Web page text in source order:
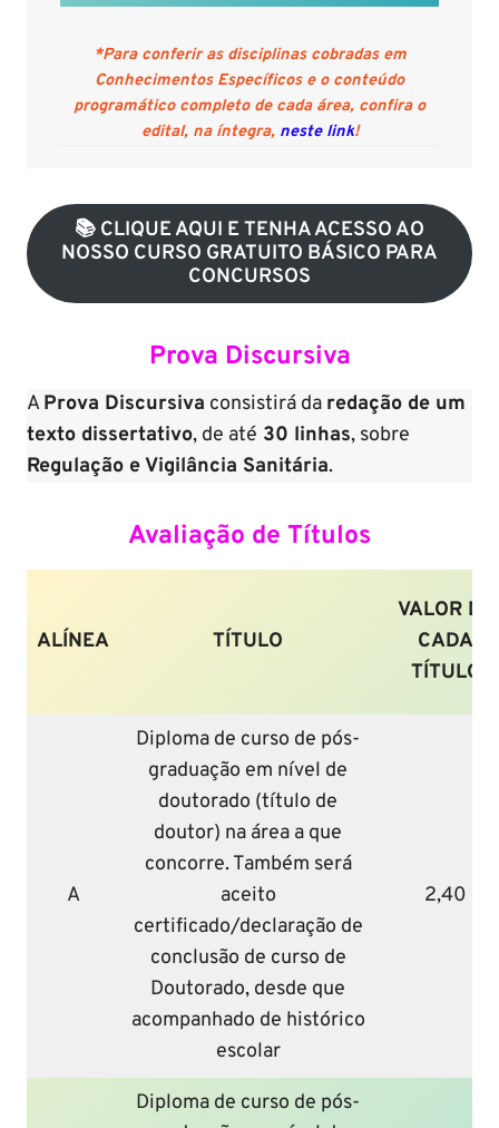
*Para conferir as disciplinas cobradas em
Conhecimentos Específicos e o conteúdo
programático completo de cada área, confira o
edital, na íntegra, neste link!
📚 CLIQUE AQUI E TENHA ACESSO AO
NOSSO CURSO GRATUITO BÁSICO PARA
CONCURSOS
Prova Discursiva
AProva Discursiva consistirá da redação de um
texto dissertativo, de até 30 linhas, sobre
Regulação e Vigilância Sanitária.
Avaliação de Títulos
ALÍNEA TÍTULO
VALOR DE
CADA
TÍTULO
A
Diploma de curso de pós-
graduação em nível de
doutorado (título de
doutor) na área a que
concorre. Também será
aceito
certificado/declaração de
conclusão de curso de
Doutorado, desde que
acompanhado de histórico
escolar
2,40
Diploma de curso de pós-